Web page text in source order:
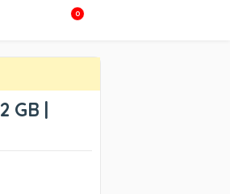
0
GB |